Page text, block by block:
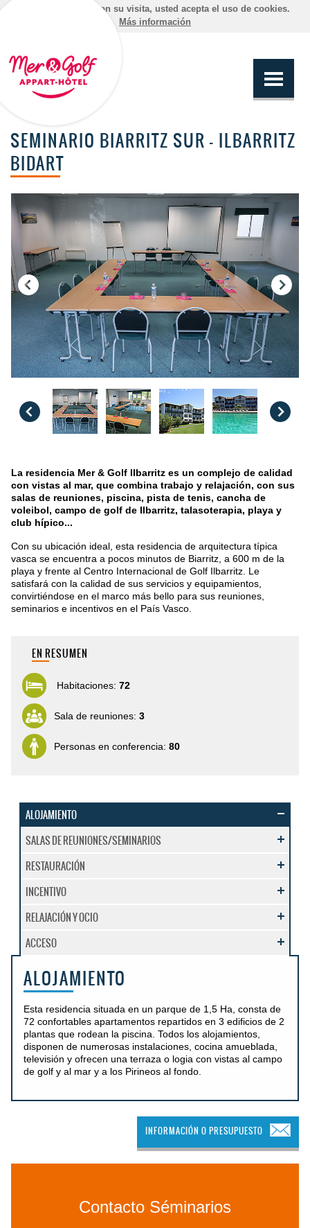
Al continuar con su visita, usted acepta el uso de cookies.
Más información
SEMINARIO BIARRITZ SUR – ILBARRITZ
BIDART
La residencia Mer & Golf Ilbarritz es un complejo de calidad
con vistas al mar, que combina trabajo y relajación, con sus
salas de reuniones, piscina, pista de tenis, cancha de
voleibol, campo de golf de Ilbarritz, talasoterapia, playa y
club hípico...
Con su ubicación ideal, esta residencia de arquitectura típica
vasca se encuentra a pocos minutos de Biarritz, a 600 m de la
playa y frente al Centro Internacional de Golf Ilbarritz. Le
satisfará con la calidad de sus servicios y equipamientos,
convirtiéndose en el marco más bello para sus reuniones,
seminarios e incentivos en el País Vasco.
EN RESUMEN
Habitaciones: 72
Sala de reuniones: 3
Personas en conferencia: 80
ALOJAMIENTO
SALAS DE REUNIONES/SEMINARIOS
RESTAURACIÓN
INCENTIVO
RELAJACIÓN Y OCIO
ACCESO
ALOJAMIENTO
Esta residencia situada en un parque de 1,5 Ha, consta de
72 confortables apartamentos repartidos en 3 edificios de 2
plantas que rodean la piscina. Todos los alojamientos,
disponen de numerosas instalaciones, cocina amueblada,
televisión y ofrecen una terraza o logia con vistas al campo
de golf y al mar y a los Pirineos al fondo.
INFORMACIÓN O PRESUPUESTO
Contacto Séminarios